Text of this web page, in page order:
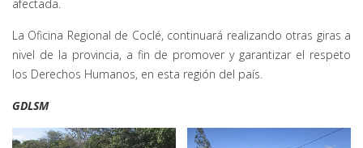
afectada.
La Oficina Regional de Coclé, continuará realizando otras giras a
nivel de la provincia, a fin de promover y garantizar el respeto
los Derechos Humanos, en esta región del país.
GDLSM